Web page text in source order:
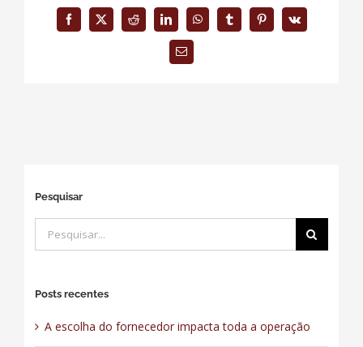
Facebook
X Reddit LinkedInWhatsAppTumblrPinterest
Vk
E-
Pesquisar
Buscar
resultados
Posts recentes
A escolha do fornecedor impacta toda a operação